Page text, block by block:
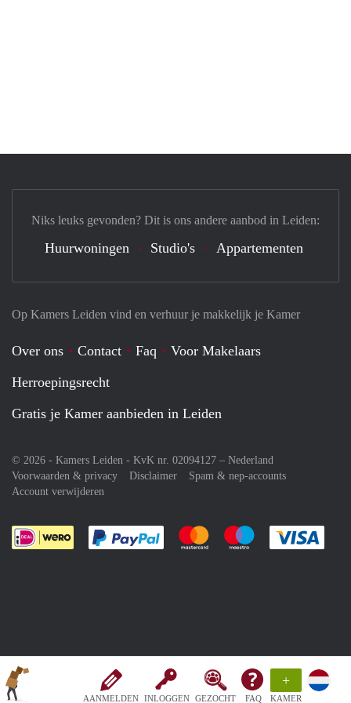
AANMELDEN INLOGGEN GEZOCHT FAQ
+
KAMER
Op Kamers Leiden vind en verhuur je makkelijk je Kamer
Over ons Contact Faq
Voor Makelaars
Herroepingsrecht
Gratis je Kamer aanbieden in Leiden
© 2026 - Kamers Leiden - KvK nr. 02094127 – Nederland
Voorwaarden & privacy
Disclaimer
Spam & nep-accounts
Account verwijderen
Je rekent gemakkelijk af met Paypal
Je rekent gemakkelijk af met
Je rekent
Niks leuks gevonden? Dit is ons andere aanbod in Leiden:
Huurwoningen Studio's Appartementen